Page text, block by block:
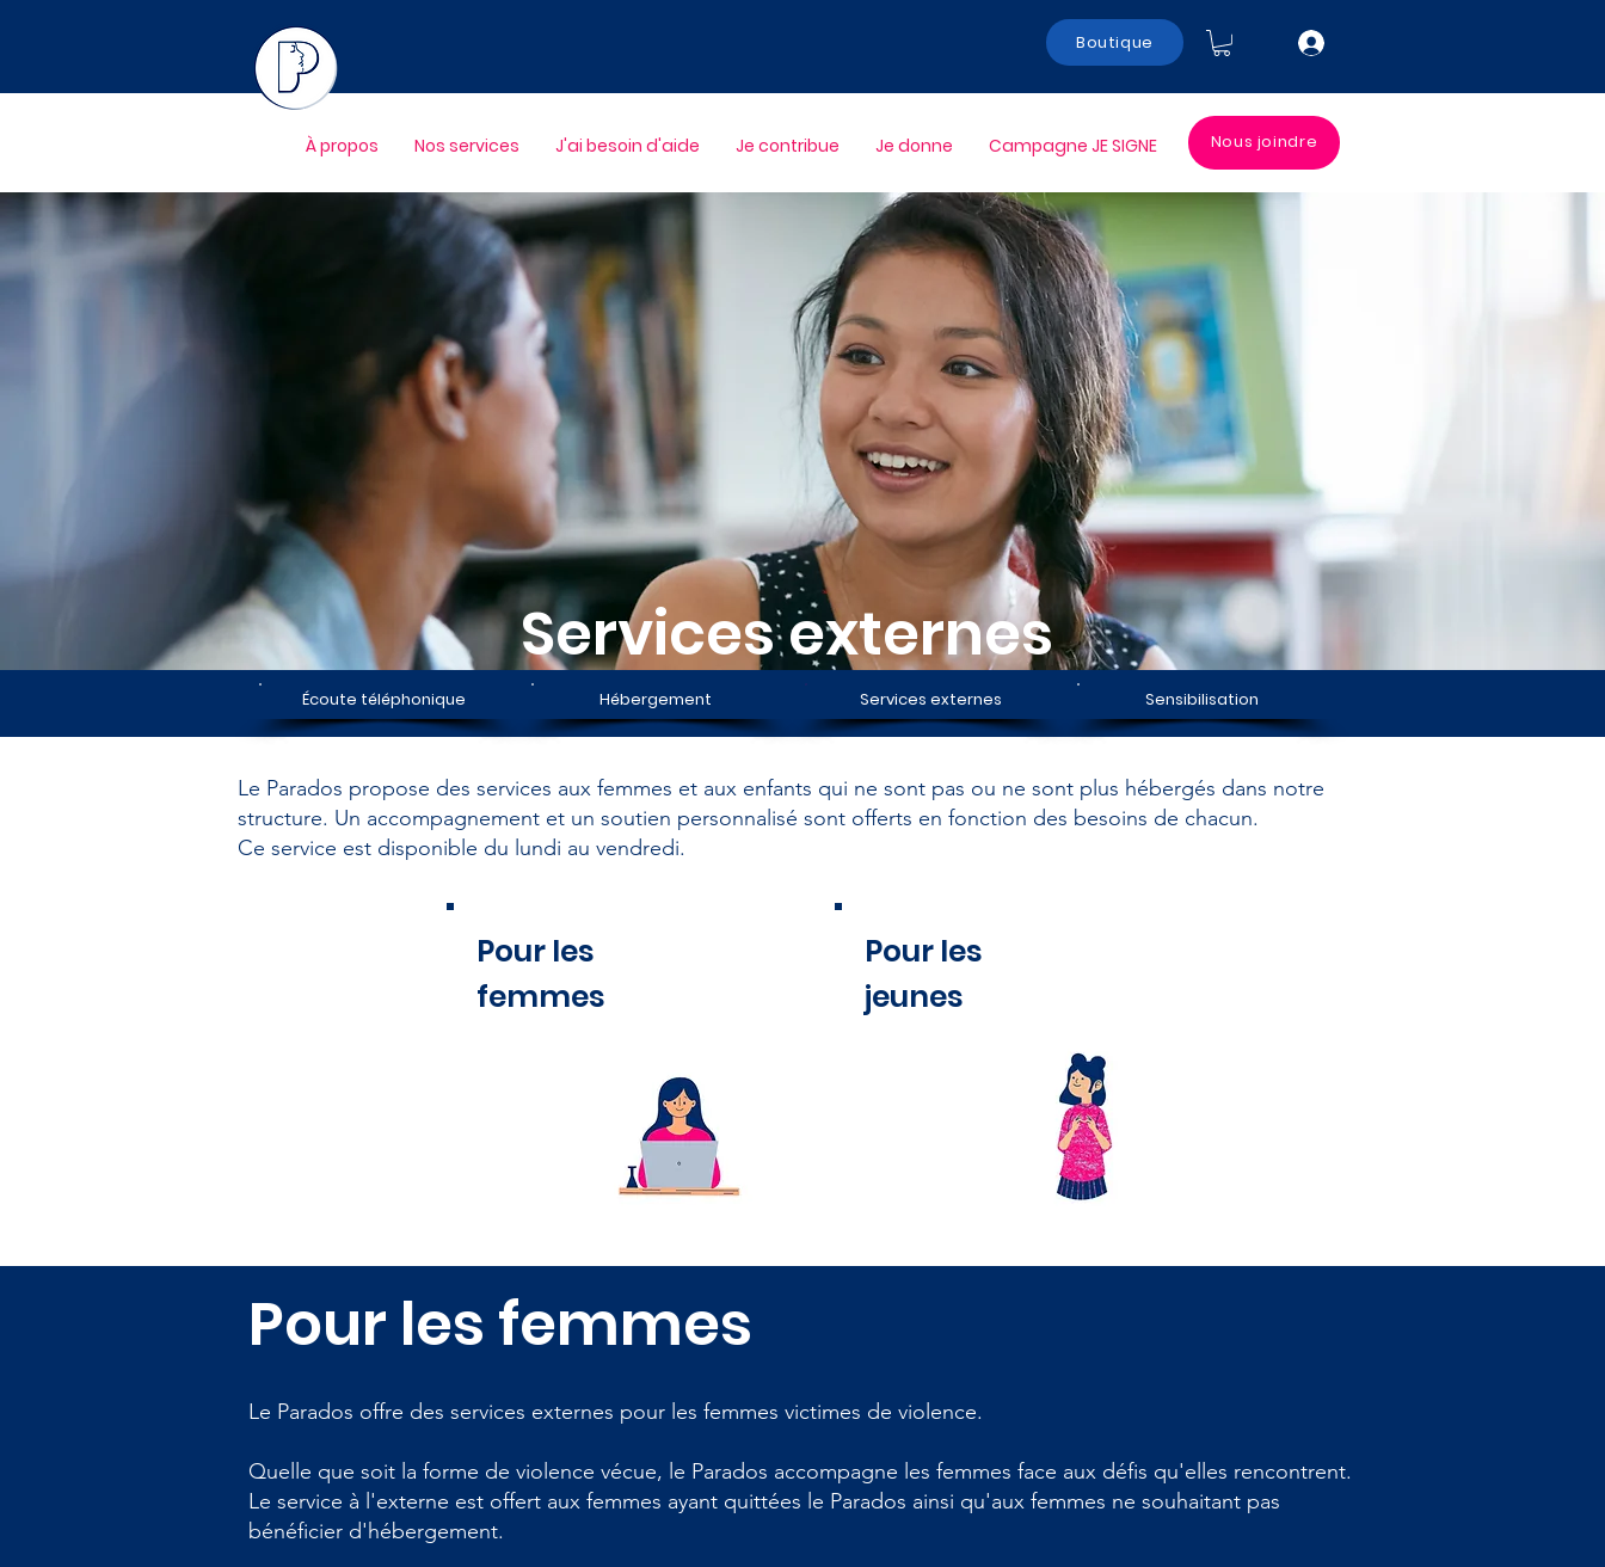
Boutique
À propos Nos services J'ai besoin d'aide Je contribue Je donne Campagne JE SIGNE Nous joindre
Services externes
Écoute téléphonique Hébergement Services externes Sensibilisation
Le Parados propose des services aux femmes et aux enfants qui ne sont pas ou ne sont plus hébergés dans notre
structure. Un accompagnement et un soutien personnalisé sont offerts en fonction des besoins de chacun.
Ce service est disponible du lundi au vendredi.
Pour les
femmes
Pour les
jeunes
Pour les femmes
Le Parados offre des services externes pour les femmes victimes de violence.
Quelle que soit la forme de violence vécue, le Parados accompagne les femmes face aux défis qu'elles rencontrent.
Le service à l'externe est offert aux femmes ayant quittées le Parados ainsi qu'aux femmes ne souhaitant pas
bénéficier d'hébergement.